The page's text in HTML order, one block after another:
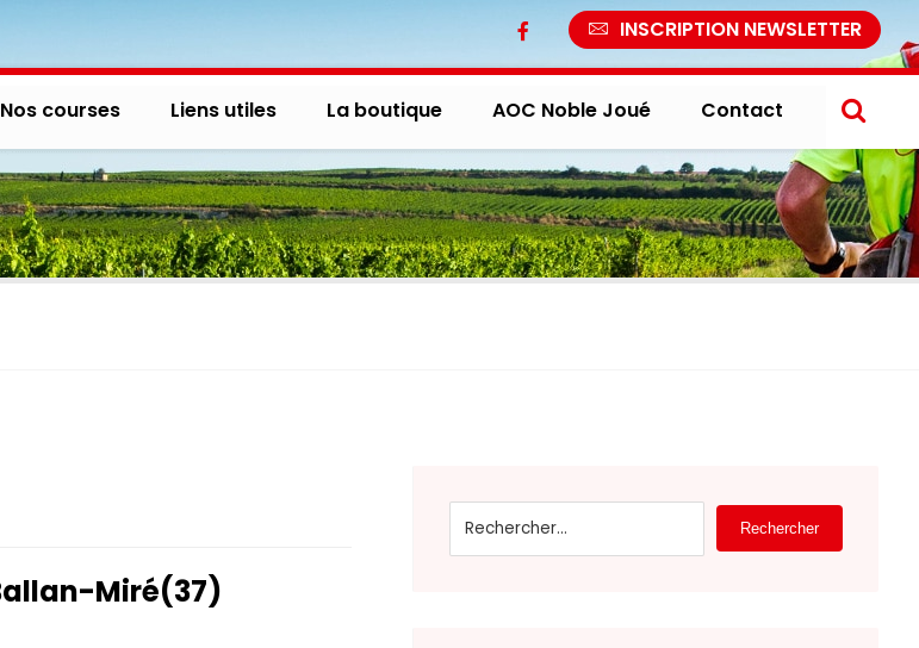
INSCRIPTION NEWSLETTER
Nos courses Liens utiles La boutique AOC Noble Joué Contact
Ballan-Miré(37)
Rechercher